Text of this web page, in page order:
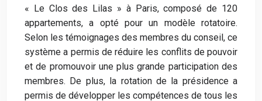
« Le Clos des Lilas » à Paris, composé de 120
appartements, a opté pour un modèle rotatoire.
Selon les témoignages des membres du conseil, ce
système a permis de réduire les conflits de pouvoir
et de promouvoir une plus grande participation des
membres. De plus, la rotation de la présidence a
permis de développer les compétences de tous les